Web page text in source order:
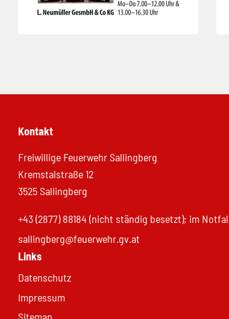
Kontakt
Freiwillige Feuerwehr Sallingberg
Kremstalstraße 12
3525 Sallingberg
+43 (2877) 88184 (nicht ständig besetzt); im
sallingberg@feuerwehr.gv.at
Links
Datenschutz
Impressum